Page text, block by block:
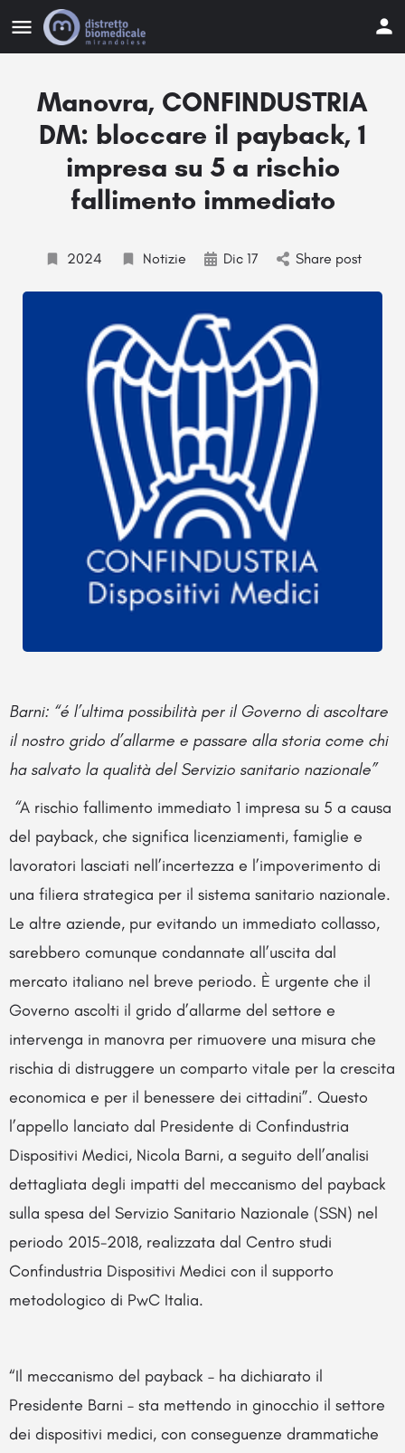
Manovra, CONFINDUSTRIA
DM: bloccare il payback, 1
impresa su 5 a rischio
fallimento immediato
2024 Notizie Dic 17 Share post
Barni: “é l’ultima possibilità per il Governo di ascoltare
il nostro grido d’allarme e passare alla storia come chi
ha salvato la qualità del Servizio sanitario nazionale”
“A rischio fallimento immediato 1 impresa su 5 a causa
del payback, che significa licenziamenti, famiglie e
lavoratori lasciati nell’incertezza e l’impoverimento di
una filiera strategica per il sistema sanitario nazionale.
Le altre aziende, pur evitando un immediato collasso,
sarebbero comunque condannate all’uscita dal
mercato italiano nel breve periodo. È urgente che il
Governo ascolti il grido d’allarme del settore e
intervenga in manovra per rimuovere una misura che
rischia di distruggere un comparto vitale per la crescita
economica e per il benessere dei cittadini”. Questo
l’appello lanciato dal Presidente di Confindustria
Dispositivi Medici, Nicola Barni, a seguito dell’analisi
dettagliata degli impatti del meccanismo del payback
sulla spesa del Servizio Sanitario Nazionale (SSN) nel
periodo 2015-2018, realizzata dal Centro studi
Confindustria Dispositivi Medici con il supporto
metodologico di PwC Italia.
“Il meccanismo del payback – ha dichiarato il
Presidente Barni – sta mettendo in ginocchio il settore
dei dispositivi medici, con conseguenze drammatiche